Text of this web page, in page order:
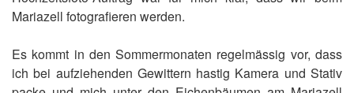
Mariazell fotografieren werden.
Es kommt in den Sommermonaten regelmässig vor, dass
ich bei aufziehenden Gewittern hastig Kamera und Stativ